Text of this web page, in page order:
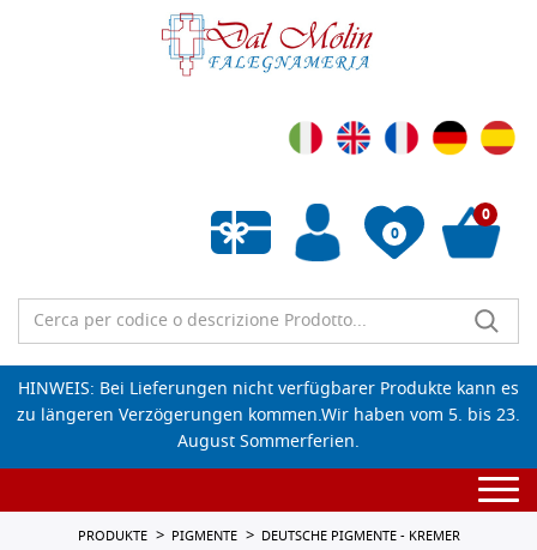
0
Wunschliste leeren
0
HINWEIS: Bei Lieferungen nicht verfügbarer Produkte kann es
zu längeren Verzögerungen kommen.Wir haben vom 5. bis 23.
August Sommerferien.
PRODUKTE PIGMENTE DEUTSCHE PIGMENTE - KREMER